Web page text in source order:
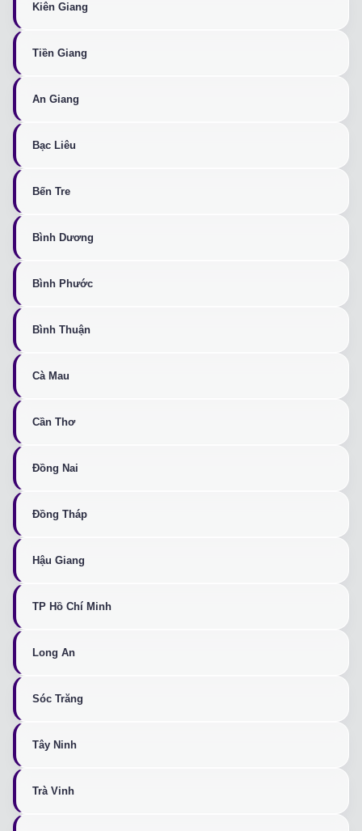
Kiên Giang
Tiền Giang
An Giang
Bạc Liêu
Bến Tre
Bình Dương
Bình Phước
Bình Thuận
Cà Mau
Cần Thơ
Đồng Nai
Đồng Tháp
Hậu Giang
TP Hồ Chí Minh
Long An
Sóc Trăng
Tây Ninh
Trà Vinh